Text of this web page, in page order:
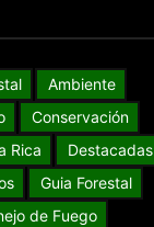
Ambiente
Conservación
Rica
Destacadas
Guia Forestal
de Fuego